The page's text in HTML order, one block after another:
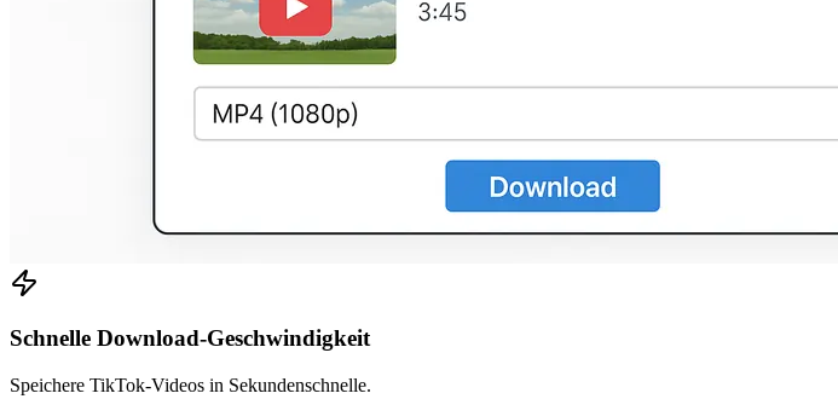
Schnelle Download-Geschwindigkeit
Speichere TikTok-Videos in Sekundenschnelle.